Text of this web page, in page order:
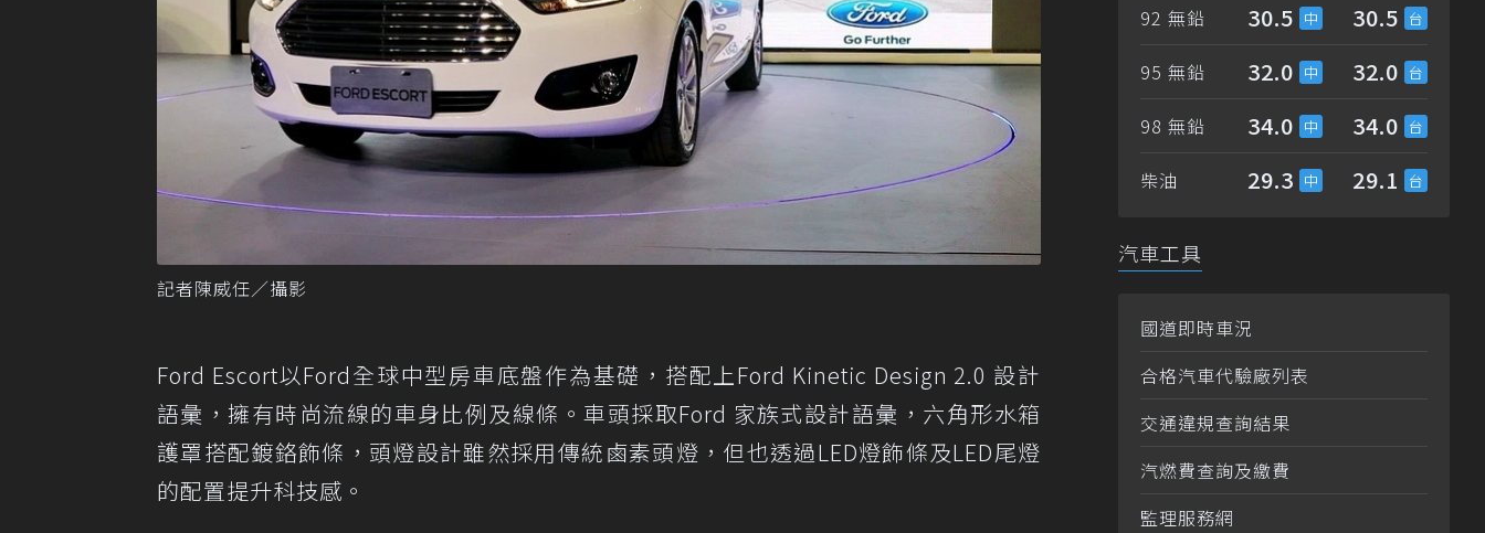
記者陳威任／攝影
Ford Escort以Ford全球中型房車底盤作為基礎，搭配上Ford Kinetic Design 2.0 設計
語彙，擁有時尚流線的車身比例及線條。車頭採取Ford 家族式設計語彙，六角形水箱
護罩搭配鍍鉻飾條，頭燈設計雖然採用傳統鹵素頭燈，但也透過LED燈飾條及LED尾燈
的配置提升科技感。
92 無鉛 30.5 30.5
95 無鉛 32.0 32.0
98 無鉛 34.0 34.0
柴油 29.3 29.1
汽車工具
國道即時車況
合格汽車代驗廠列表
交通違規查詢結果
汽燃費查詢及繳費
監理服務網